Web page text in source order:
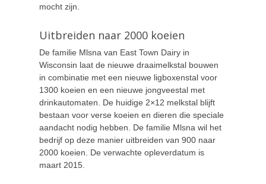
mocht zijn.
Uitbreiden naar 2000 koeien
De familie Mlsna van East Town Dairy in
Wisconsin laat de nieuwe draaimelkstal bouwen
in combinatie met een nieuwe ligboxenstal voor
1300 koeien en een nieuwe jongveestal met
drinkautomaten. De huidige 2×12 melkstal blijft
bestaan voor verse koeien en dieren die speciale
aandacht nodig hebben. De familie Mlsna wil het
bedrijf op deze manier uitbreiden van 900 naar
2000 koeien. De verwachte opleverdatum is
maart 2015.